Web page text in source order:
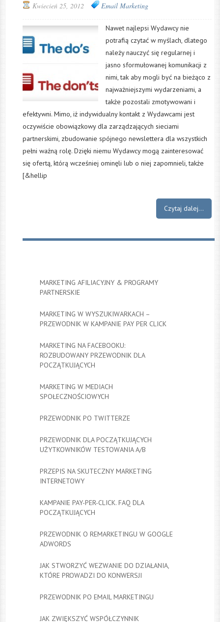
Kwiecień 25, 2012 Email Marketing
Nawet najlepsi Wydawcy nie
potrafią czytać w myślach, dlatego
należy nauczyć się regularnej i
jasno sformułowanej komunikacji z
nimi, tak aby mogli być na bieżąco z
najważniejszymi wydarzeniami, a
także pozostali zmotywowani i
efektywni. Mimo, iż indywidualny kontakt z Wydawcami jest
oczywiście obowiązkowy dla zarządzających sieciami
partnerskimi, zbudowanie spójnego newslettera dla wszystkich
pełni ważną rolę. Dzięki niemu Wydawcy mogą zainteresować
się ofertą, którą wcześniej ominęli lub o niej zapomnieli, także
[&hellip
Czytaj dalej...
MARKETING AFILIACYJNY & PROGRAMY
PARTNERSKIE
MARKETING W WYSZUKIWARKACH –
PRZEWODNIK W KAMPANIE PAY PER CLICK
MARKETING NA FACEBOOKU:
ROZBUDOWANY PRZEWODNIK DLA
POCZĄTKUJĄCYCH
MARKETING W MEDIACH
SPOŁECZNOŚCIOWYCH
PRZEWODNIK PO TWITTERZE
PRZEWODNIK DLA POCZĄTKUJĄCYCH
UŻYTKOWNIKÓW TESTOWANIA A/B
PRZEPIS NA SKUTECZNY MARKETING
INTERNETOWY
KAMPANIE PAY-PER-CLICK. FAQ DLA
POCZĄTKUJĄCYCH
PRZEWODNIK O REMARKETINGU W GOOGLE
ADWORDS
JAK STWORZYĆ WEZWANIE DO DZIAŁANIA,
KTÓRE PROWADZI DO KONWERSJI
PRZEWODNIK PO EMAIL MARKETINGU
JAK ZWIĘKSZYĆ WSPÓŁCZYNNIK